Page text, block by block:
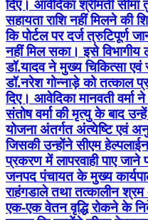
दिए। आवेदिका श्रीमती सीमा
सहायता राशि नहीं मिलने
कि पोर्टल पर दर्ज त्रुटिपूर्ण
नहीं मिल सका। इसे विभागीय
डॉ.यादव ने मुख्य चिकित्सा एवं
डॉ.नरेश गोन्नाड़े को तत्काल
दिए। आवेदिका मानवती वर्मा
संतोष वर्मा की मृत्यु के बाद
योजना अंतर्गत अंत्येष्टि एवं
जिसकी उन्होंने सीएम
प्रकरण में लापरवाही पाए
जनपद पंचायत के मुख्य
राहंगडाले तथा तत्कालीन श्रम
एक-एक वेतन वृद्धि रोकने के